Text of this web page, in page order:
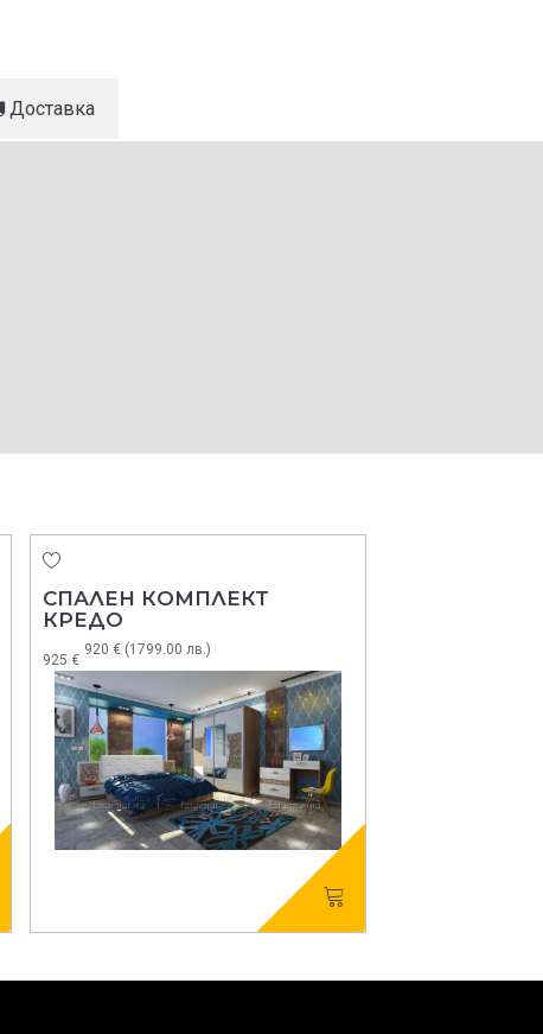
Доставка
СПАЛЕН КОМПЛЕКТ
КРЕДО
925 €
920 € (1799.00 лв.)